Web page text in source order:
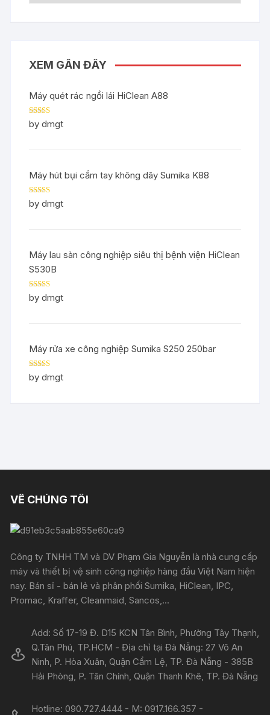
XEM GẦN ĐÂY
Máy quét rác ngồi lái HiClean A88
Rated5out
of 5
by dmgt
Máy hút bụi cầm tay không dây Sumika K88
Rated5out
of 5
by dmgt
Máy lau sàn công nghiệp siêu thị bệnh viện HiClean
S530B
Rated5out
of 5
by dmgt
Máy rửa xe công nghiệp Sumika S250 250bar
Rated5out
of 5
by dmgt
VỀ CHÚNG TÔI
Công ty TNHH TM và DV Phạm Gia Nguyễn là nhà cung cấp
máy và thiết bị vệ sinh công nghiệp hàng đầu Việt Nam hiện
nay. Bán sỉ - bán lẻ và phân phối Sumika, HiClean, IPC,
Promac, Kraffer, Cleanmaid, Sancos,...
Add: Số 17-19 Đ. D15 KCN Tân Bình, Phường Tây Thạnh,
Q.Tân Phú, TP.HCM - Địa chỉ tại Đà Nẵng: 27 Võ An
Ninh, P. Hòa Xuân, Quận Cẩm Lệ, TP. Đà Nẵng - 385B
Hải Phòng, P. Tân Chính, Quận Thanh Khê, TP. Đà Nẵng
Hotline: 090.727.4444 - M: 0917.166.357 -